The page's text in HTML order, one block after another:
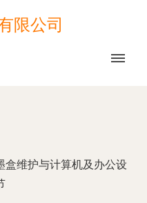
限公司
盒维护与计算机及办公设